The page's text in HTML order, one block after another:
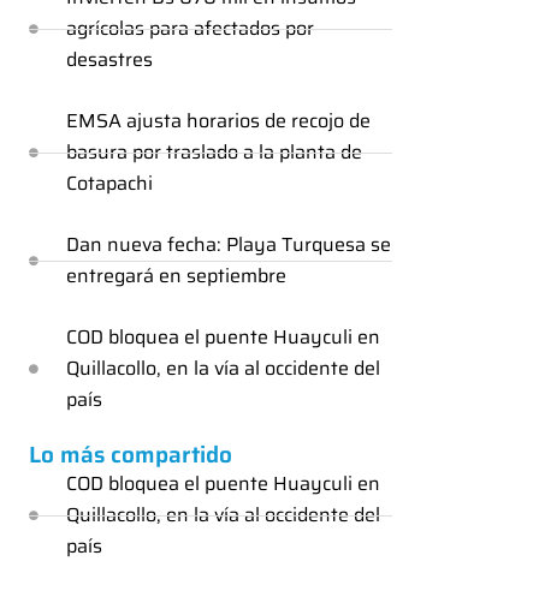
agrícolas para afectados por
desastres
EMSA ajusta horarios de recojo de
basura por traslado a la planta de
Cotapachi
Dan nueva fecha: Playa Turquesa se
entregará en septiembre
COD bloquea el puente Huayculi en
Quillacollo, en la vía al occidente del
país
Lo más compartido
COD bloquea el puente Huayculi en
Quillacollo, en la vía al occidente del
país